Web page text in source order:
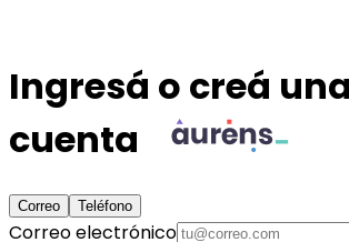
Ingresá o creá una
cuenta
Correo Teléfono
Correo electrónico